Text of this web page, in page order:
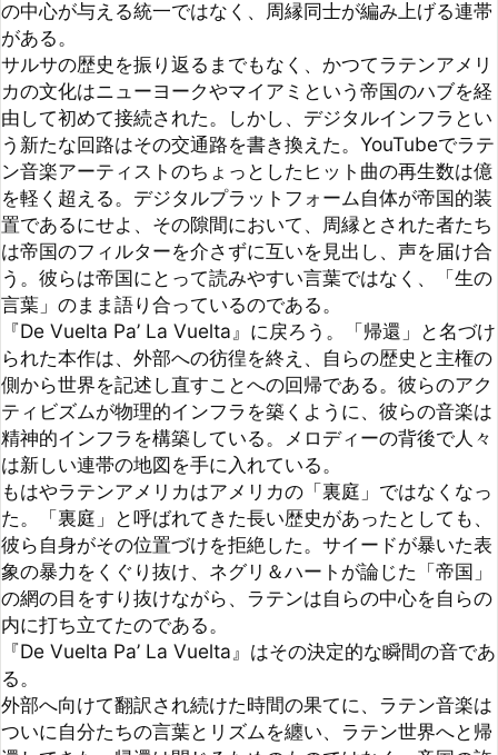
言葉」のまま語り合っているのである。
『De Vuelta Pa’ La Vuelta』に戻ろう。「帰還」と名づけ
られた本作は、外部への彷徨を終え、自らの歴史と主権の
側から世界を記述し直すことへの回帰である。彼らのアク
ティビズムが物理的インフラを築くように、彼らの音楽は
精神的インフラを構築している。メロディーの背後で人々
は新しい連帯の地図を手に入れている。
もはやラテンアメリカはアメリカの「裏庭」ではなくなっ
た。「裏庭」と呼ばれてきた長い歴史があったとしても、
彼ら自身がその位置づけを拒絶した。サイードが暴いた表
象の暴力をくぐり抜け、ネグリ＆ハートが論じた「帝国」
の網の目をすり抜けながら、ラテンは自らの中心を自らの
内に打ち立てたのである。
『De Vuelta Pa’ La Vuelta』はその決定的な瞬間の音であ
る。
外部へ向けて翻訳され続けた時間の果てに、ラテン音楽は
ついに自分たちの言葉とリズムを纏い、ラテン世界へと帰
還してきた。帰還は閉じるためのものではなく、帝国の許
可を必要としない新たな接続のためのものである。汎ラテ
ン・ミュージックという希望はいまや周縁の哀歌ではな
く、自ら世界を照らし返す光として鳴り響いている。
参考になった シェア
コメント (0)
まだコメントがありません
コメントするにはログイン してください